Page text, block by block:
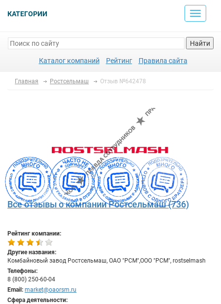
КАТЕГОРИИ
Toggle
Найти
Каталог компаний Рейтинг Правила сайта
Главная Ростсельмаш Отзыв №642478
Все отзывы о компании Ростсельмаш (736)
Рейтинг компании:
Другие названия:
Комбайновый завод Ростсельмаш, ОАО "РСМ",ООО "РСМ", rostselmash
Телефоны:
8 (800) 250-60-04
Email: market@oaorsm.ru
Сфера деятельности: